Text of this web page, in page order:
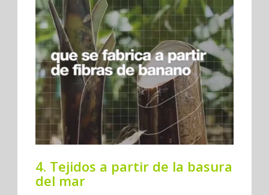
4. Tejidos a partir de la basura
del mar